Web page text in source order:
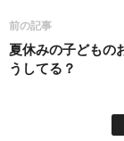
前の記事
夏休みの子どもの
うしてる？